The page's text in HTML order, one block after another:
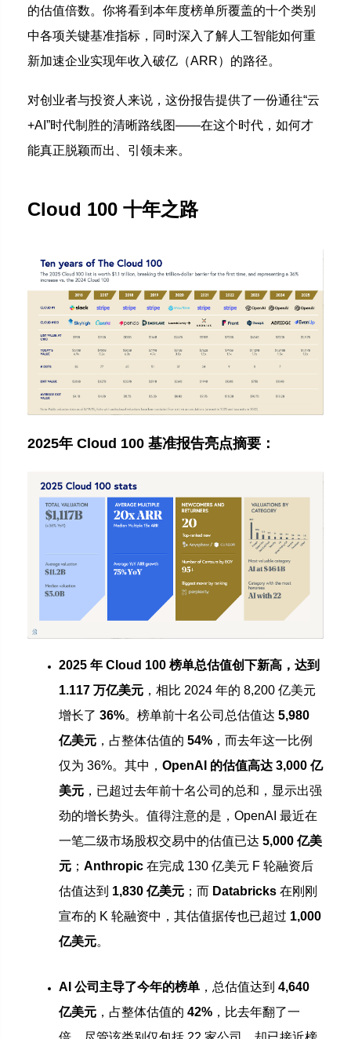
的估值倍数。你将看到本年度榜单所覆盖的十个类别
中各项关键基准指标，同时深入了解人工智能如何重
新加速企业实现年收入破亿（ARR）的路径。
对创业者与投资人来说，这份报告提供了一份通往“云
+AI”时代制胜的清晰路线图——在这个时代，如何才
能真正脱颖而出、引领未来。
Cloud 100 十年之路
2025年 Cloud 100 基准报告亮点摘要：
2025 年 Cloud 100 榜单总估值创下新高，达到
1.117 万亿美元 ，相比 2024 年的 8,200 亿美元
增长了 36%。榜单前十名公司总估值达 5,980
亿美元 ，占整体估值的 54% ，而去年这一比例
仅为 36%。其中， OpenAI 的估值高达 3,000 亿
美元 ，已超过去年前十名公司的总和，显示出强
劲的增长势头。值得注意的是，OpenAI 最近在
一笔二级市场股权交易中的估值已达 5,000 亿美
元 ； Anthropic 在完成 130 亿美元 F 轮融资后
估值达到 1,830 亿美元 ；而 Databricks 在刚刚
宣布的 K 轮融资中，其估值据传也已超过 1,000
亿美元。
AI 公司主导了今年的榜单 ，总估值达到 4,640
亿美元 ，占整体估值的 42% ，比去年翻了一